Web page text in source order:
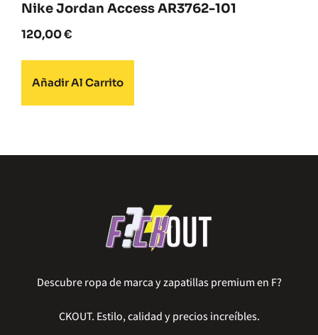
Nike Jordan Access AR3762-101
120,00€
Añadir Al Carrito
Descubre ropa de marca y zapatillas premium en F?
CKOUT. Estilo, calidad y precios increíbles.